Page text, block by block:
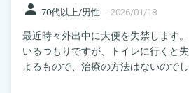
person 70代以上/男性 - 2026/01/18
最近時々外出中に大便を失禁します
いるつもりですが、トイレに行くと
よるもので、治療の方法はないのでし